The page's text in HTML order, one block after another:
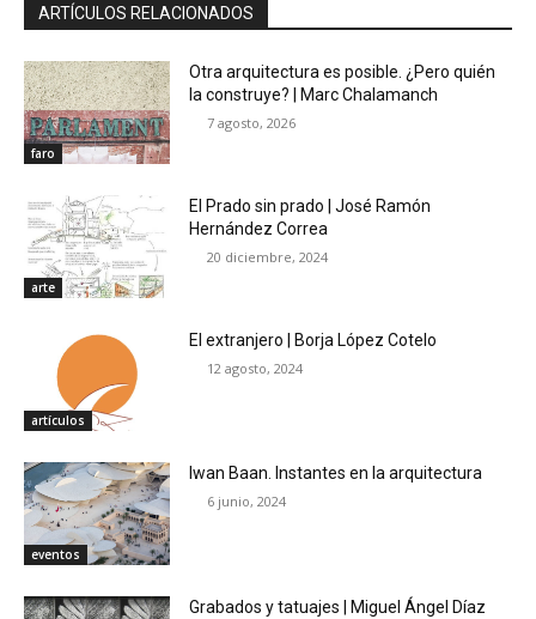
ARTÍCULOS RELACIONADOS
faro
Otra arquitectura es posible. ¿Pero quién
la construye? | Marc Chalamanch
7 agosto, 2026
arte
El Prado sin prado | José Ramón
Hernández Correa
20 diciembre, 2024
artículos
El extranjero | Borja López Cotelo
12 agosto, 2024
eventos
Iwan Baan. Instantes en la arquitectura
6 junio, 2024
Grabados y tatuajes | Miguel Ángel Díaz